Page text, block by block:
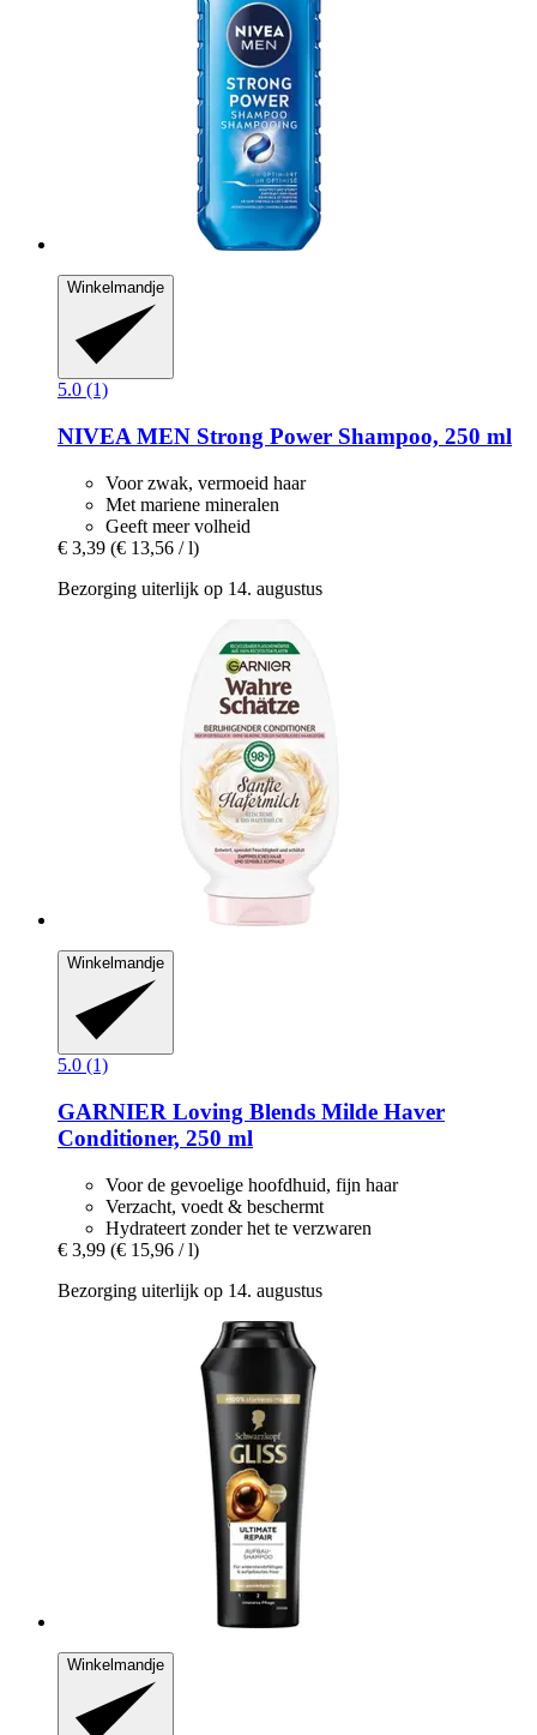
Winkelmandje
5.0 (1)
NIVEA MEN Strong Power Shampoo, 250 ml
Voor zwak, vermoeid haar
Met mariene mineralen
Geeft meer volheid
€ 3,39 (€ 13,56 / l)
Bezorging uiterlijk op 14. augustus
Winkelmandje
5.0 (1)
GARNIER Loving Blends Milde Haver
Conditioner, 250 ml
Voor de gevoelige hoofdhuid, fijn haar
Verzacht, voedt & beschermt
Hydrateert zonder het te verzwaren
€ 3,99 (€ 15,96 / l)
Bezorging uiterlijk op 14. augustus
Winkelmandje